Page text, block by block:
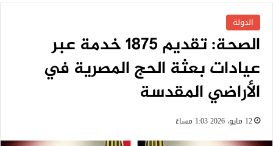
الدولة
الصحة: تقديم 1875 خدمة عبر
عيادات بعثة الحج المصرية في
الأراضي المقدسة
12 مايو، 2026 1:03 مساءً